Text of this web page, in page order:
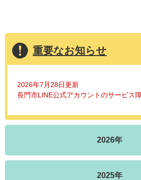
重要なお知らせ
2026年7月28日更新
長門市LINE公式アカウントのサービス
2026年
2025年